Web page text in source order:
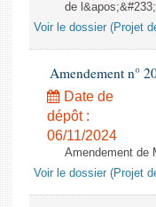
de
Voir le dossier (Projet
Amendement n°
Date de
dépôt :
06/11/2024
Amendement de
Voir le dossier (Projet